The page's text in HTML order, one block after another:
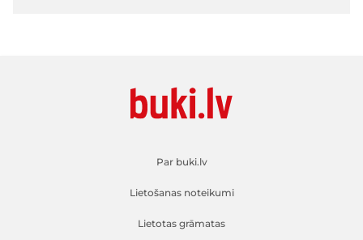
Par buki.lv
Lietošanas noteikumi
Lietotas grāmatas